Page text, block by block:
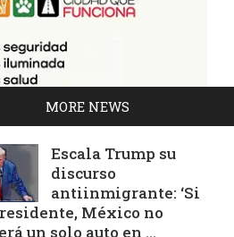
MORE NEWS
Escala Trump su
discurso
antiinmigrante: ‘Si
México no
un solo auto en ...